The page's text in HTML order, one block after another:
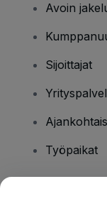
Avoin
Sijoittajat
Työpaikat